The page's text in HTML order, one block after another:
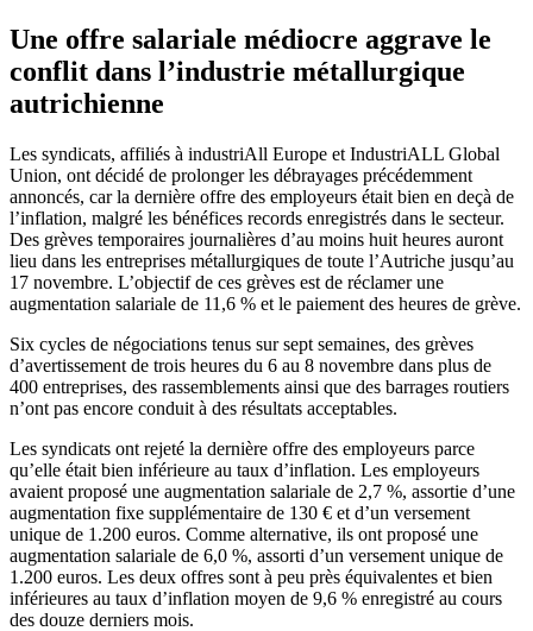
Une offre salariale médiocre aggrave le
conflit dans l’industrie métallurgique
autrichienne
Les syndicats, affiliés à industriAll Europe et IndustriALL Global
Union, ont décidé de prolonger les débrayages précédemment
annoncés, car la dernière offre des employeurs était bien en deçà de
l’inflation, malgré les bénéfices records enregistrés dans le secteur.
Des grèves temporaires journalières d’au moins huit heures auront
lieu dans les entreprises métallurgiques de toute l’Autriche jusqu’au
17 novembre. L’objectif de ces grèves est de réclamer une
augmentation salariale de 11,6 % et le paiement des heures de grève.
Six cycles de négociations tenus sur sept semaines, des grèves
d’avertissement de trois heures du 6 au 8 novembre dans plus de
400 entreprises, des rassemblements ainsi que des barrages routiers
n’ont pas encore conduit à des résultats acceptables.
Les syndicats ont rejeté la dernière offre des employeurs parce
qu’elle était bien inférieure au taux d’inflation. Les employeurs
avaient proposé une augmentation salariale de 2,7 %, assortie d’une
augmentation fixe supplémentaire de 130 € et d’un versement
unique de 1.200 euros. Comme alternative, ils ont proposé une
augmentation salariale de 6,0 %, assorti d’un versement unique de
1.200 euros. Les deux offres sont à peu près équivalentes et bien
inférieures au taux d’inflation moyen de 9,6 % enregistré au cours
des douze derniers mois.